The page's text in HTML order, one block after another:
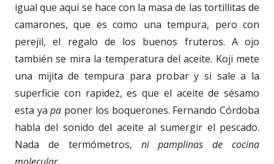
igual que aquí se hace con la masa de las tortillitas de
camarones, que es como una tempura, pero con
perejil, el regalo de los buenos fruteros. A ojo
también se mira la temperatura del aceite. Koji mete
una mijita de tempura para probar y si sale a la
superficie con rapidez, es que el aceite de sésamo
esta yapa poner los boquerones. Fernando Córdoba
habla del sonido del aceite al sumergir el pescado.
Nada de termómetros, ni pamplinas de cocina